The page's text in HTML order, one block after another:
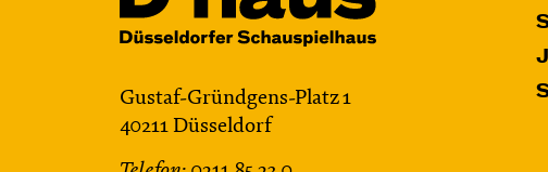
Gustaf-Gründgens-Platz 1
40211 Düsseldorf